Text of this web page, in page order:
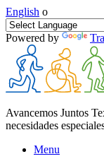
English o
Powered by
Avancemos Juntos
necesidades
Menu